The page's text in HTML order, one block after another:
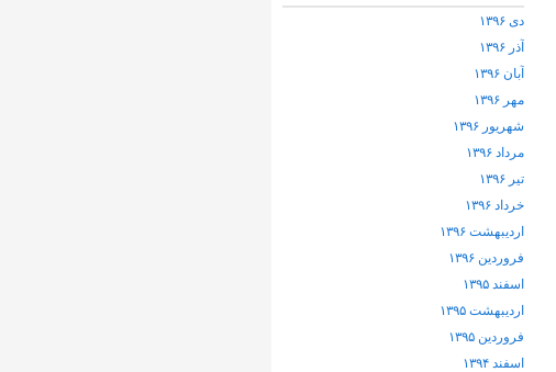
دی ۱۳۹۶
آذر ۱۳۹۶
آبان ۱۳۹۶
مهر ۱۳۹۶
شهریور ۱۳۹۶
مرداد ۱۳۹۶
تیر ۱۳۹۶
خرداد ۱۳۹۶
اردیبهشت ۱۳۹۶
فروردین ۱۳۹۶
اسفند ۱۳۹۵
اردیبهشت ۱۳۹۵
فروردین ۱۳۹۵
اسفند ۱۳۹۴